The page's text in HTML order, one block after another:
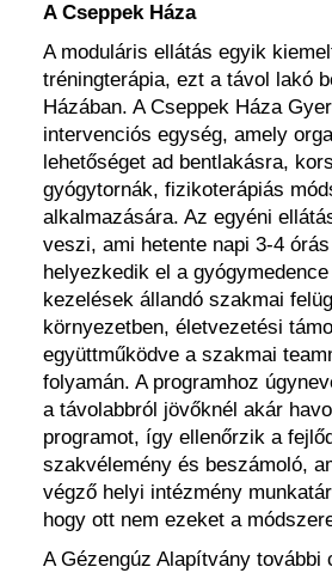
A Cseppek Háza
A moduláris ellátás egyik
tréningterápia, ezt a távol lakó
Házában. A Cseppek Háza
intervenciós egység, amely
lehetőséget ad bentlakásra,
gyógytornák, fizikoterápiás
alkalmazására. Az egyéni
veszi, ami hetente napi 3-4
helyezkedik el a
kezelések állandó szakmai
környezetben, életvezetési
együttműködve a szakmai
folyamán. A programhoz
a távolabbról jövőknél akár
programot, így ellenőrzik a
szakvélemény és beszámoló,
végző helyi intézmény
hogy ott nem ezeket a
A Gézengúz Alapítvány